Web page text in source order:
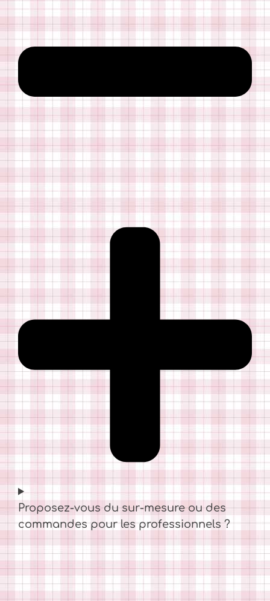
Proposez-vous du sur-mesure ou des
commandes pour les professionnels ?